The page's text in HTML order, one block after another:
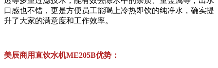
口感也不错，更是方便员工能喝上冷热即饮的纯净水，确实提
升了大家的满意度和工作效率。
美辰商用直饮水机ME205B优势：